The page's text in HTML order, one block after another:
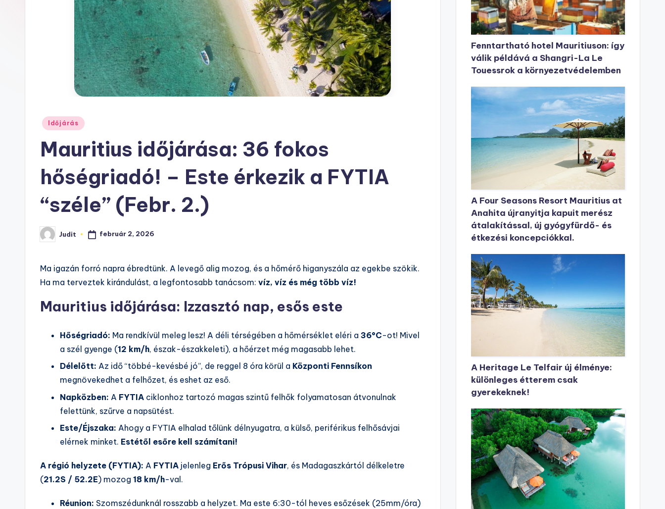
Posted
Időjárás
Mauritius időjárása: 36 fokos
hőségriadó! – Este érkezik a FYTIA
“széle” (Febr. 2.)
Posted
by
Judit február 2, 2026
Ma igazán forró napra ébredtünk. A levegő alig mozog, és a hőmérő higanyszála az egekbe szökik.
Ha ma terveztek kirándulást, a legfontosabb tanácsom: víz, víz és még több víz!
Mauritius időjárása: Izzasztó nap, esős este
Hőségriadó: Ma rendkívül meleg lesz! A déli térségében a hőmérséklet eléri a 36°C-ot! Mivel
a szél gyenge (12 km/h, észak-északkeleti), a hőérzet még magasabb lehet.
Délelőtt: Az idő “többé-kevésbé jó”, de reggel 8 óra körül a Központi Fennsíkon
megnövekedhet a felhőzet, és eshet az eső.
Napközben: A FYTIA ciklonhoz tartozó magas szintű felhők folyamatosan átvonulnak
felettünk, szűrve a napsütést.
Este/Éjszaka: Ahogy a FYTIA elhalad tőlünk délnyugatra, a külső, periférikus felhősávjai
elérnek minket. Estétől esőre kell számítani!
A régió helyzete (FYTIA): A FYTIA jelenleg Erős Trópusi Vihar, és Madagaszkártól délkeletre
(21.2S / 52.2E) mozog 18 km/h-val.
Réunion: Szomszédunknál rosszabb a helyzet. Ma este 6:30-tól heves esőzések (25mm/óra)
Fenntartható hotel Mauritiuson: így
válik példává a Shangri-La Le
Touessrok a környezetvédelemben
A Four Seasons Resort Mauritius at
Anahita újranyitja kapuit merész
átalakítással, új gyógyfürdő- és
étkezési koncepciókkal.
A Heritage Le Telfair új élménye:
különleges étterem csak
gyerekeknek!